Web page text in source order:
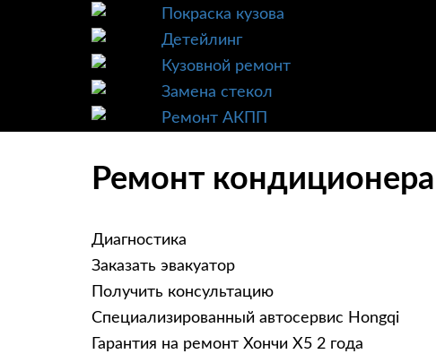
Покраска кузова
Детейлинг
Кузовной ремонт
Замена стекол
Ремонт АКПП
Ремонт
Диагностика
Заказать эвакуатор
Получить консультацию
Специализированный автосервис Hongqi
Гарантия на ремонт Хончи Х5 2 года